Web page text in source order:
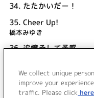
34. たたかいだー！
35. Cheer Up!
橋本みゆき
36.追憶そして予感
37.Cheer Up! ～clear
橋本みゆき
We collect unique
improve your
traffic. Please click here